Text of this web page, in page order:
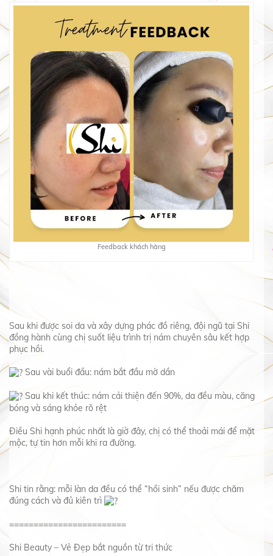
Feedback khách hàng
Sau khi được soi da và xây dựng phác đồ riêng, đội ngũ tại Shi
đồng hành cùng chị suốt liệu trình trị nám chuyên sâu kết hợp
phục hồi.
Sau vài buổi đầu: nám bắt đầu mờ dần
Sau khi kết thúc: nám cải thiện đến 90%, da đều màu, căng
bóng và sáng khỏe rõ rệt
Điều Shi hạnh phúc nhất là giờ đây, chị có thể thoải mái để mặt
mộc, tự tin hơn mỗi khi ra đường.
Shi tin rằng: mỗi làn da đều có thể “hồi sinh” nếu được chăm
đúng cách và đủ kiên trì
========================
Shi Beauty – Vẻ Đẹp bắt nguồn từ tri thức